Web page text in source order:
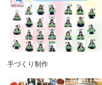
手づくり制作